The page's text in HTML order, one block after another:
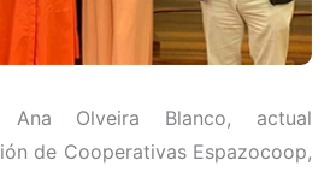
Ana Olveira Blanco, actual
de Cooperativas Espazocoop,